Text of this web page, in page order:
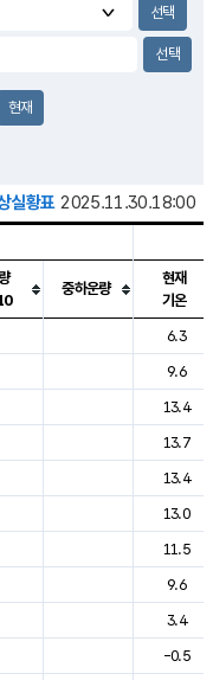
현재
실황표 2025.11.30.18:00
바람, 기압등을 안내한 표입
중하운량
현재
기온
6.3
9.6
13.4
13.7
13.4
13.0
11.5
9.6
3.4
-0.5